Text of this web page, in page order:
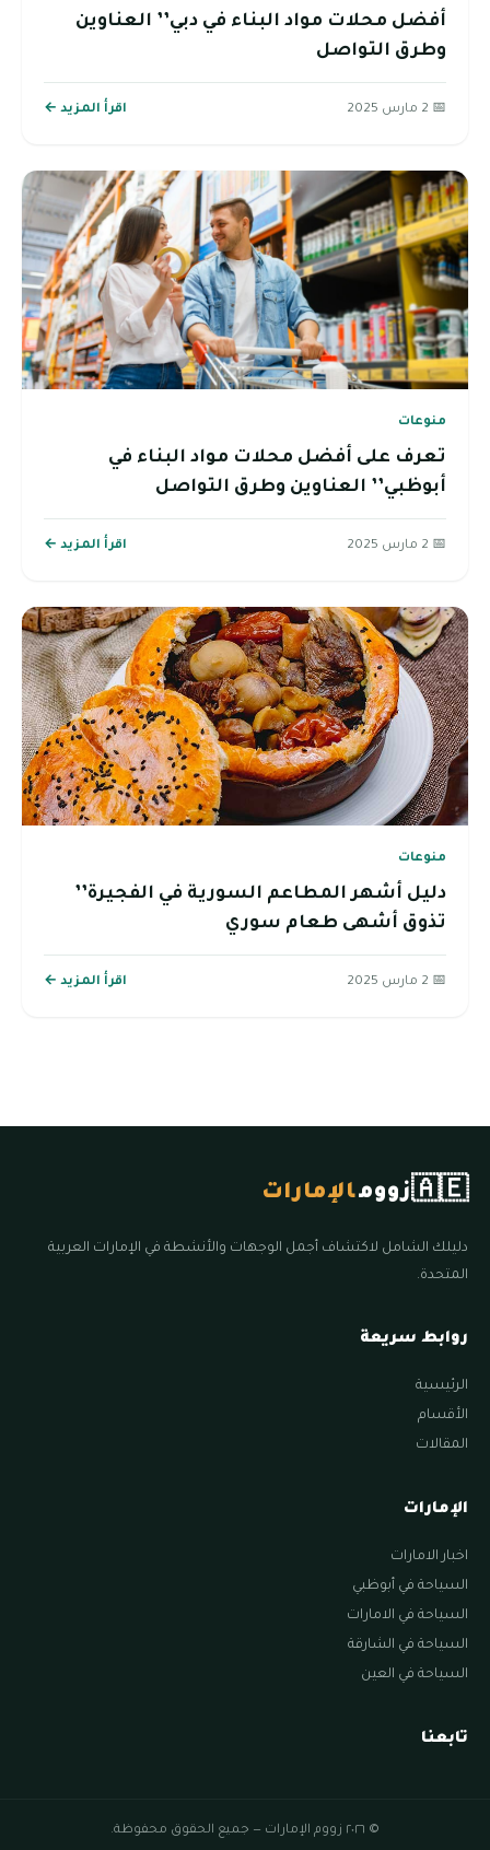
أفضل محلات مواد البناء في دبي’’ العناوين
وطرق التواصل
📅 2 مارس 2025 اقرأ المزيد ←
منوعات
تعرف على أفضل محلات مواد البناء في
أبوظبي’’ العناوين وطرق التواصل
📅 2 مارس 2025 اقرأ المزيد ←
منوعات
دليل أشهر المطاعم السورية في الفجيرة’’
تذوق أشهى طعام سوري
📅 2 مارس 2025 اقرأ المزيد ←
🇦🇪زوومالإمارات
دليلك الشامل لاكتشاف أجمل الوجهات والأنشطة في الإمارات العربية
المتحدة.
روابط سريعة
الرئيسية
الأقسام
المقالات
الإمارات
اخبار الامارات
السياحة في أبوظبي
السياحة في الامارات
السياحة في الشارقة
السياحة في العين
تابعنا
© ٢٠٢٦ زووم الإمارات — جميع الحقوق محفوظة.